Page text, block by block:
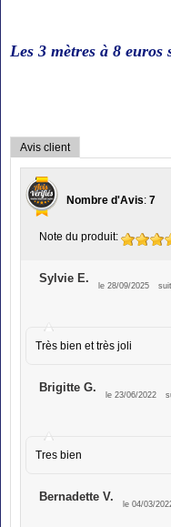
Les 3 mètres à 8 euros
Avis client
Nombre d'Avis: 7
Note du produit:
Sylvie E.
le 28/09/2025
Très bien et très joli
Brigitte G.
le 23/06/2022
Tres bien
Bernadette V.
le 04/03/